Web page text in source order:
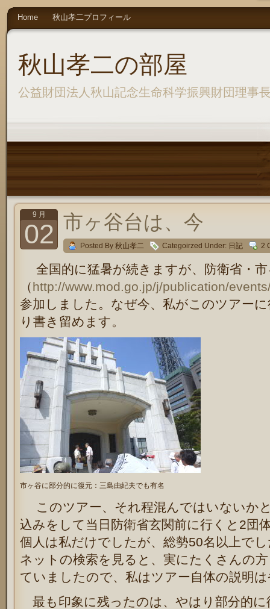
秋山孝二の部屋
公益財団法人秋山記念生命科学振興財団理事
Home 秋山孝二プロフィール
9 月
02 市ヶ谷台は、今
Posted By 秋山孝二 Categoirzed Under: 日記 2
全国的に猛暑が続きますが、防衛省・市
（http://www.mod.go.jp/j/publication/
参加しました。なぜ今、私がこのツアー
り書き留めます。
市ヶ谷に部分的に復元：三島由紀夫でも有名
このツアー、それ程混んではいないか
込みをして当日防衛省玄関前に行くと2団
個人は私だけでしたが、総勢50名以上で
ネットの検索を見ると、実にたくさんの
ていましたので、私はツアー自体の説明
最も印象に残ったのは、やはり部分的に